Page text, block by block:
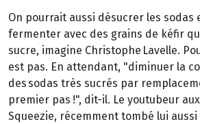
On pourrait aussi désucrer les sodas
fermenter avec des grains de kéfir
sucre, imagine Christophe Lavelle.
est pas. En attendant, "diminuer la
des sodas très sucrés par
premier pas !", dit-il. Le youtubeur
Squeezie, récemment tombé lui aussi